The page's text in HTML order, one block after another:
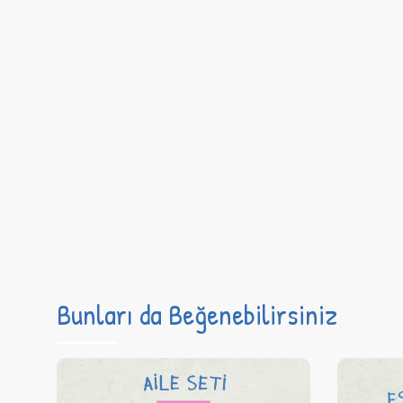
Bunları da Beğenebilirsiniz